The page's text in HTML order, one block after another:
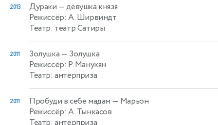
2013 Дураки — девушка князя
Режиссёр: А. Ширвиндт
Театр: театр Сатиры
2011 Золушка — Золушка
Режиссёр: Р. Манукян
Театр: антерприза
2011 Пробуди в себе мадам — Марьон
Режиссёр: А. Тынкасов
Театр: антерприза